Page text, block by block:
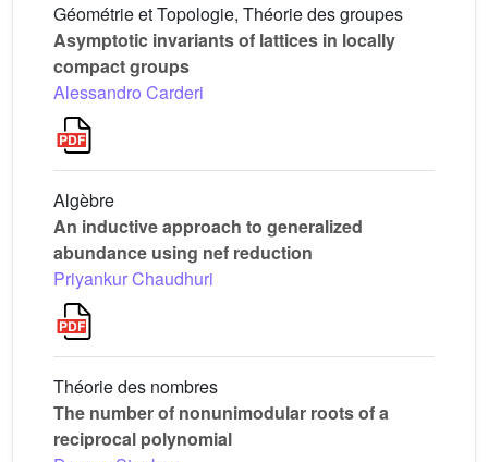
Géométrie et Topologie, Théorie des groupes
Asymptotic invariants of lattices in locally
compact groups
Alessandro Carderi
Algèbre
An inductive approach to generalized
abundance using nef reduction
Priyankur Chaudhuri
Théorie des nombres
The number of nonunimodular roots of a
reciprocal polynomial